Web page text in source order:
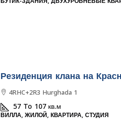
4RHC+2R3 Hurghada 1
57 To 107кв.м
ВИЛЛА, ЖИЛОЙ, КВАРТИРА, СТУДИЯ